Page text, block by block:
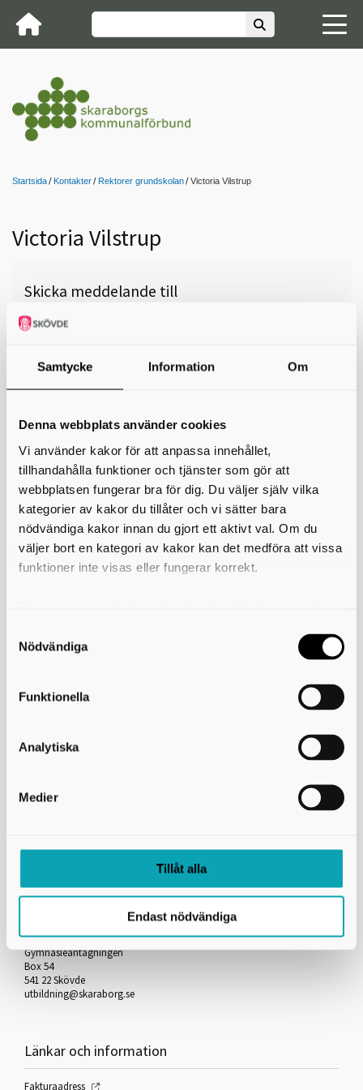
Samtycke Information Om
Denna webbplats använder cookies
Vi använder kakor för att anpassa innehållet,
tillhandahålla funktioner och tjänster som gör att
webbplatsen fungerar bra för dig. Du väljer själv vilka
kategorier av kakor du tillåter och vi sätter bara
nödvändiga kakor innan du gjort ett aktivt val. Om du
väljer bort en kategori av kakor kan det medföra att vissa
funktioner inte visas eller fungerar korrekt.
användning av kakor som du hittar längst ner på sidan
Nödvändiga
Funktionella
Analytiska
Medier
Tillåt alla
Endast nödvändiga
Startsida Kontakter Rektorer grundskolan Victoria Vilstrup
Victoria Vilstrup
Skicka meddelande till
Victoria Vilstrup, Skövde,
Vasaskolan Åk 7-9, 0500-49 86 25,
Din e-postadress
*Ämne
*Meddelande
Kontakta oss
Skaraborgs Kommunalförbund
Gymnasieantagningen
Box 54
541 22 Skövde
utbildning@skaraborg.se
Länkar och information
Fakturaadress